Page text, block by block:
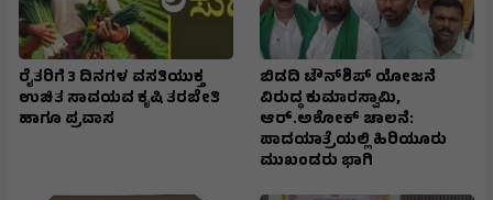
ರೈತರಿಗೆ 3 ದಿನಗಳ ವಸತಿಯುಕ್ತ
ಉಚಿತ ಸಾವಯವ ಕೃಷಿ ತರಬೇತಿ
ಹಾಗೂ ಪ್ರವಾಸ
ಬಿಡದಿ ಟೌನ್‌ಶಿಪ್‌ ಯೋಜನೆ
ವಿರುದ್ಧ ಕುಮಾರಸ್ವಾಮಿ,
ಆರ್.ಅಶೋಕ್ ಚಾಲನೆ:
ಪಾದಯಾತ್ರೆಯಲ್ಲಿ ಹಿರಿಯೂರು
ಮುಖಂಡರು ಭಾಗಿ